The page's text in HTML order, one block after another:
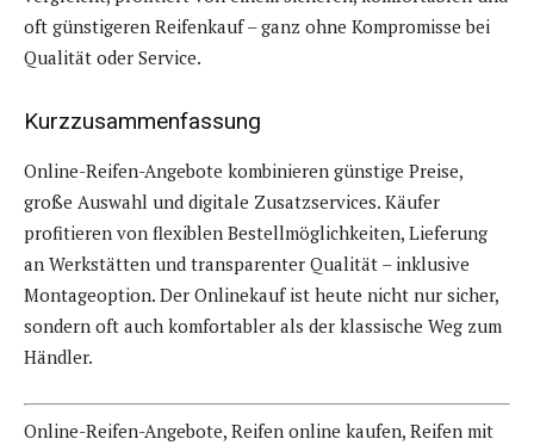
oft günstigeren Reifenkauf – ganz ohne Kompromisse bei
Qualität oder Service.
Kurzzusammenfassung
Online-Reifen-Angebote kombinieren günstige Preise,
große Auswahl und digitale Zusatzservices. Käufer
profitieren von flexiblen Bestellmöglichkeiten, Lieferung
an Werkstätten und transparenter Qualität – inklusive
Montageoption. Der Onlinekauf ist heute nicht nur sicher,
sondern oft auch komfortabler als der klassische Weg zum
Händler.
Online-Reifen-Angebote, Reifen online kaufen, Reifen mit